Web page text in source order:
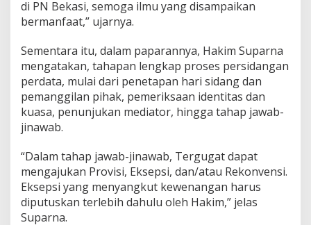
di PN Bekasi, semoga ilmu yang disampaikan
bermanfaat,” ujarnya.
Sementara itu, dalam paparannya, Hakim Suparna
mengatakan, tahapan lengkap proses persidangan
perdata, mulai dari penetapan hari sidang dan
pemanggilan pihak, pemeriksaan identitas dan
kuasa, penunjukan mediator, hingga tahap jawab-
jinawab.
“Dalam tahap jawab-jinawab, Tergugat dapat
mengajukan Provisi, Eksepsi, dan/atau Rekonvensi.
Eksepsi yang menyangkut kewenangan harus
diputuskan terlebih dahulu oleh Hakim,” jelas
Suparna.